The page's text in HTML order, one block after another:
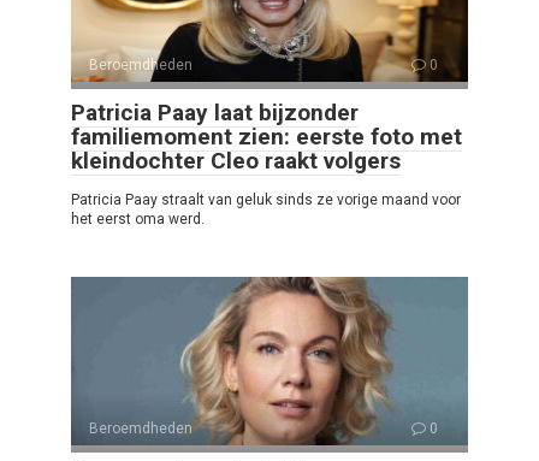
Beroemdheden 0
Patricia Paay laat bijzonder
familiemoment zien: eerste foto met
kleindochter Cleo raakt volgers
Patricia Paay straalt van geluk sinds ze vorige maand voor
het eerst oma werd.
Beroemdheden 0